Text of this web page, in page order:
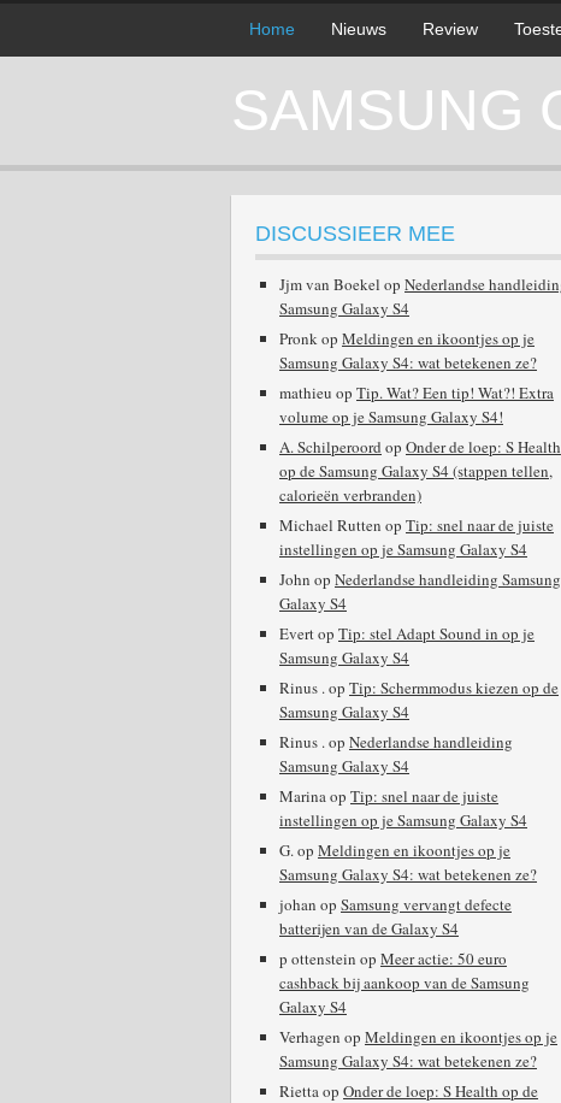
Home Nieuws Review
SAMSUNG
DISCUSSIEER MEE
Jjm van Boekel op Nederlandse
Samsung Galaxy S4
Pronkop Meldingen en ikoontjes op je
Samsung Galaxy S4: wat betekenen ze?
mathieu op Tip. Wat? Een tip! Wat?! Extra
volume op je Samsung Galaxy S4!
A. Schilperoord op Onder de loep: S Health
op de Samsung Galaxy S4 (stappen tellen,
calorieën verbranden)
Michael Rutten op Tip: snel naar de juiste
instellingen op je Samsung Galaxy S4
John op Nederlandse handleiding Samsung
Galaxy S4
Evertop Tip: stel Adapt Sound in op je
Samsung Galaxy S4
Rinus .op Tip: Schermmodus kiezen op de
Samsung Galaxy S4
Rinus .op Nederlandse handleiding
Samsung Galaxy S4
Marinaop Tip: snel naar de juiste
instellingen op je Samsung Galaxy S4
G.op Meldingen en ikoontjes op je
Samsung Galaxy S4: wat betekenen ze?
johan op Samsung vervangt defecte
batterijen van de Galaxy S4
p ottenstein op Meer actie: 50 euro
cashback bij aankoop van de Samsung
Galaxy S4
Verhagen op Meldingen en ikoontjes op je
Samsung Galaxy S4: wat betekenen ze?
Riettaop Onder de loep: S Health op de